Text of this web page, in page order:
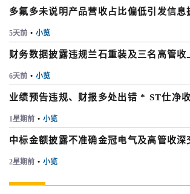
多氟多未说明产品营收占比偏低引发信息
5天前 • 小览
财务数据披露违规兰石重装及三名高管收
6天前 • 小览
业绩预告违规、财报多处出错 * ST仕净
1星期前 • 小览
中标金额披露不准确金冠电气及高管收深
2星期前 • 小览